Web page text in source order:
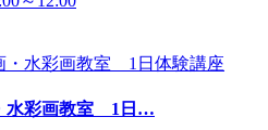
水彩画教室 1日 …